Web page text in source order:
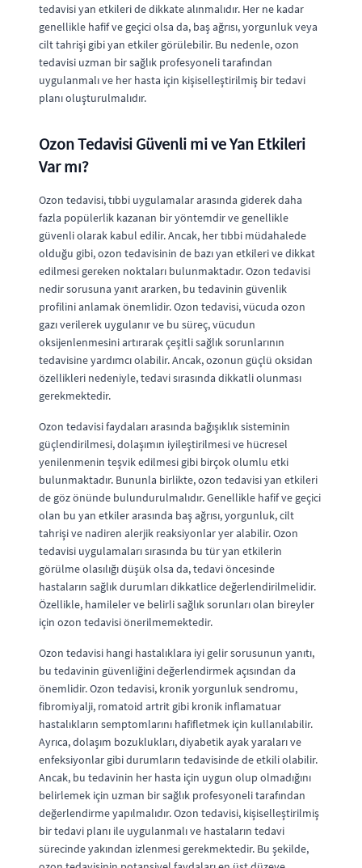
tedavisi yan etkileri de dikkate alınmalıdır. Her ne kadar
genellikle hafif ve geçici olsa da, baş ağrısı, yorgunluk veya
cilt tahrişi gibi yan etkiler görülebilir. Bu nedenle, ozon
tedavisi uzman bir sağlık profesyoneli tarafından
uygulanmalı ve her hasta için kişiselleştirilmiş bir tedavi
planı oluşturulmalıdır.
Ozon Tedavisi Güvenli mi ve Yan Etkileri
Var mı?
Ozon tedavisi, tıbbi uygulamalar arasında giderek daha
fazla popülerlik kazanan bir yöntemdir ve genellikle
güvenli olarak kabul edilir. Ancak, her tıbbi müdahalede
olduğu gibi, ozon tedavisinin de bazı yan etkileri ve dikkat
edilmesi gereken noktaları bulunmaktadır. Ozon tedavisi
nedir sorusuna yanıt ararken, bu tedavinin güvenlik
profilini anlamak önemlidir. Ozon tedavisi, vücuda ozon
gazı verilerek uygulanır ve bu süreç, vücudun
oksijenlenmesini artırarak çeşitli sağlık sorunlarının
tedavisine yardımcı olabilir. Ancak, ozonun güçlü oksidan
özellikleri nedeniyle, tedavi sırasında dikkatli olunması
gerekmektedir.
Ozon tedavisi faydaları arasında bağışıklık sisteminin
güçlendirilmesi, dolaşımın iyileştirilmesi ve hücresel
yenilenmenin teşvik edilmesi gibi birçok olumlu etki
bulunmaktadır. Bununla birlikte, ozon tedavisi yan etkileri
de göz önünde bulundurulmalıdır. Genellikle hafif ve geçici
olan bu yan etkiler arasında baş ağrısı, yorgunluk, cilt
tahrişi ve nadiren alerjik reaksiyonlar yer alabilir. Ozon
tedavisi uygulamaları sırasında bu tür yan etkilerin
görülme olasılığı düşük olsa da, tedavi öncesinde
hastaların sağlık durumları dikkatlice değerlendirilmelidir.
Özellikle, hamileler ve belirli sağlık sorunları olan bireyler
için ozon tedavisi önerilmemektedir.
Ozon tedavisi hangi hastalıklara iyi gelir sorusunun yanıtı,
bu tedavinin güvenliğini değerlendirmek açısından da
önemlidir. Ozon tedavisi, kronik yorgunluk sendromu,
fibromiyalji, romatoid artrit gibi kronik inflamatuar
hastalıkların semptomlarını hafifletmek için kullanılabilir.
Ayrıca, dolaşım bozuklukları, diyabetik ayak yaraları ve
enfeksiyonlar gibi durumların tedavisinde de etkili olabilir.
Ancak, bu tedavinin her hasta için uygun olup olmadığını
belirlemek için uzman bir sağlık profesyoneli tarafından
değerlendirme yapılmalıdır. Ozon tedavisi, kişiselleştirilmiş
bir tedavi planı ile uygulanmalı ve hastaların tedavi
sürecinde yakından izlenmesi gerekmektedir. Bu şekilde,